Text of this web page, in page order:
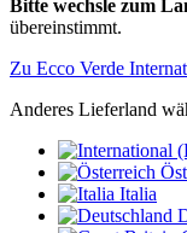
Bitte wechsle zum
übereinstimmt.
Zu Ecco Verde
Anderes Lieferland
Italia